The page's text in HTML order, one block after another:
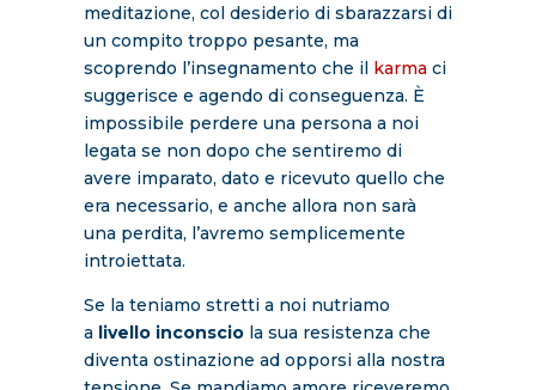
meditazione, col desiderio di sbarazzarsi di
un compito troppo pesante, ma
scoprendo l’insegnamento che il karma ci
suggerisce e agendo di conseguenza. È
impossibile perdere una persona a noi
legata se non dopo che sentiremo di
avere imparato, dato e ricevuto quello che
era necessario, e anche allora non sarà
una perdita, l’avremo semplicemente
introiettata.
Se la teniamo stretti a noi nutriamo
a livello inconsciola sua resistenza che
diventa ostinazione ad opporsi alla nostra